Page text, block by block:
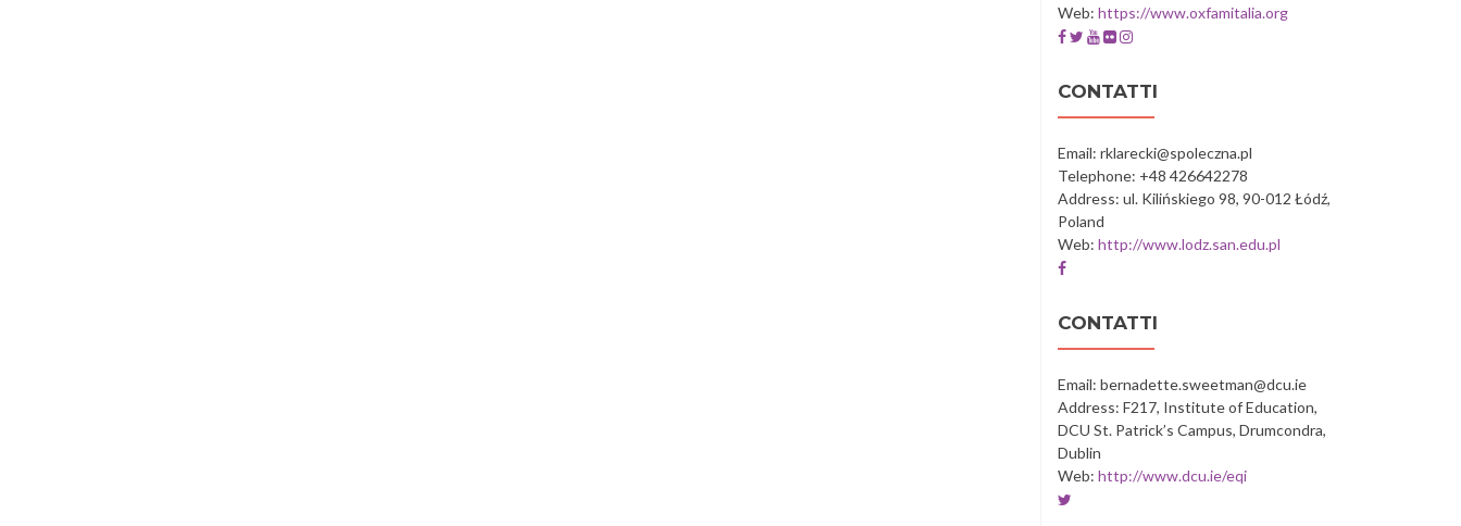
Web: https://www.oxfamitalia.org
Facebook
Oxfam
Intercultura
Twitter
Oxfam
Intercultura
Youtube
Oxfam
Intercultura
Flickr
Oxfam
Intercultura
Instagram
Oxfam
Intercultura
CONTATTI
Email: rklarecki@spoleczna.pl
Telephone: +48 426642278
Address: ul. Kilińskiego 98, 90-012 Łódź,
Poland
Web: http://www.lodz.san.edu.pl
Facebook
Społeczna
Nauk
w
Łodzi
CONTATTI
Email: bernadette.sweetman@dcu.ie
Address: F217, Institute of Education,
DCU St. Patrick’s Campus, Drumcondra,
Dublin
Web: http://www.dcu.ie/eqi
Twitter